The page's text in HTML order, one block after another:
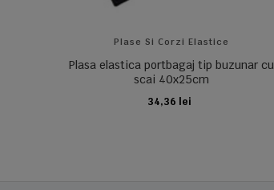
Plase Si Corzi Elastice
Plasa elastica portbagaj tip buzunar cu
scai 40x25cm
34,36 lei
ADAUGA IN COS